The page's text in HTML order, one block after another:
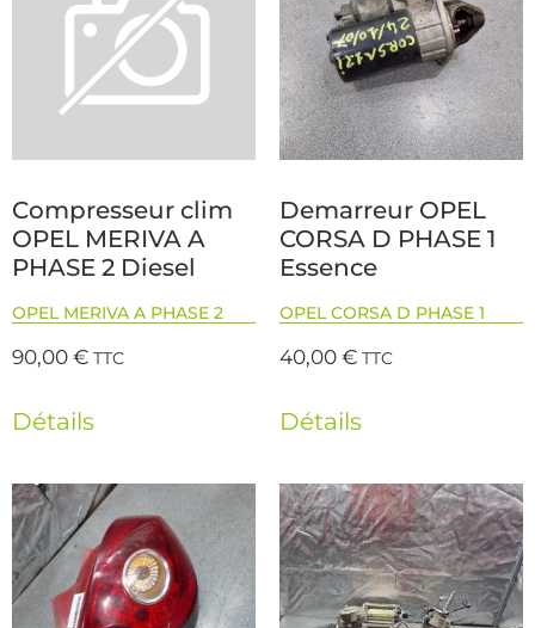
Compresseur clim
OPEL MERIVA A
PHASE 2 Diesel
OPEL MERIVA A PHASE 2
90,00€ TTC
Détails
Demarreur OPEL
CORSA D PHASE 1
Essence
OPEL CORSA D PHASE 1
40,00€ TTC
Détails